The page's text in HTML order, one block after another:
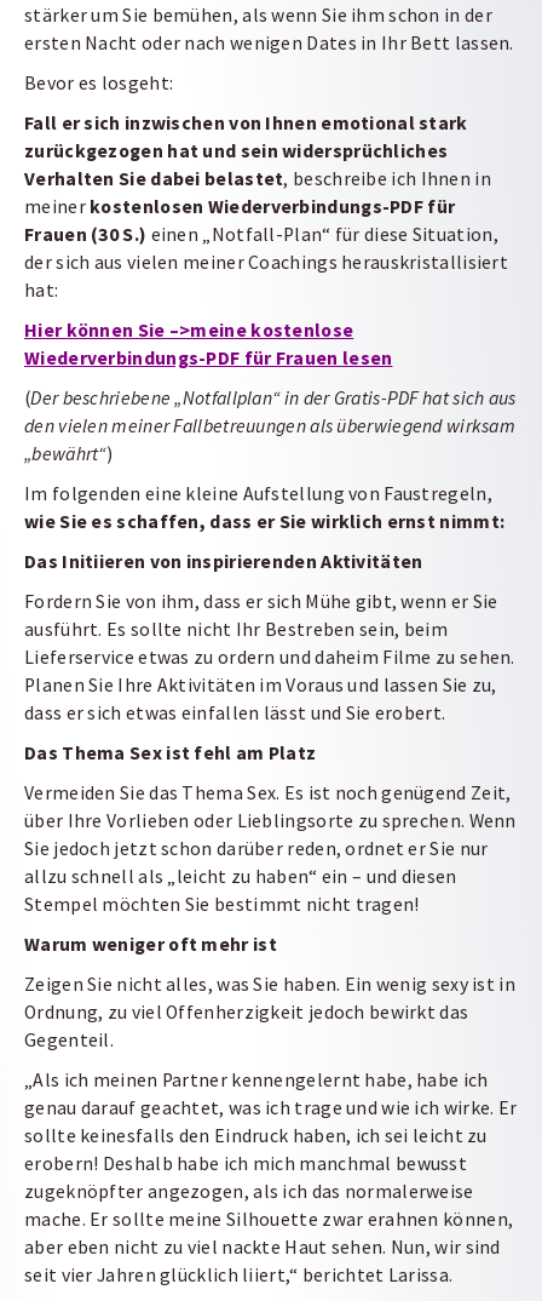
stärker um Sie bemühen, als wenn Sie ihm schon in der
ersten Nacht oder nach wenigen Dates in Ihr Bett lassen.
Bevor es losgeht:
Fall er sich inzwischen von Ihnen emotional stark
zurückgezogen hat und sein widersprüchliches
Verhalten Sie dabei belastet, beschreibe ich Ihnen in
meiner kostenlosen Wiederverbindungs-PDF für
Frauen (30 S.) einen „Notfall-Plan“ für diese Situation,
der sich aus vielen meiner Coachings herauskristallisiert
hat:
Hier können Sie –>meine kostenlose
Wiederverbindungs-PDF für Frauen lesen
(Der beschriebene „Notfallplan“ in der Gratis-PDF hat sich aus
den vielen meiner Fallbetreuungen als überwiegend wirksam
„bewährt“)
Im folgenden eine kleine Aufstellung von Faustregeln,
wie Sie es schaffen, dass er Sie wirklich ernst nimmt:
Das Initiieren von inspirierenden Aktivitäten
Fordern Sie von ihm, dass er sich Mühe gibt, wenn er Sie
ausführt. Es sollte nicht Ihr Bestreben sein, beim
Lieferservice etwas zu ordern und daheim Filme zu sehen.
Planen Sie Ihre Aktivitäten im Voraus und lassen Sie zu,
dass er sich etwas einfallen lässt und Sie erobert.
Das Thema Sex ist fehl am Platz
Vermeiden Sie das Thema Sex. Es ist noch genügend Zeit,
über Ihre Vorlieben oder Lieblingsorte zu sprechen. Wenn
Sie jedoch jetzt schon darüber reden, ordnet er Sie nur
allzu schnell als „leicht zu haben“ ein – und diesen
Stempel möchten Sie bestimmt nicht tragen!
Warum weniger oft mehr ist
Zeigen Sie nicht alles, was Sie haben. Ein wenig sexy ist in
Ordnung, zu viel Offenherzigkeit jedoch bewirkt das
Gegenteil.
„Als ich meinen Partner kennengelernt habe, habe ich
genau darauf geachtet, was ich trage und wie ich wirke. Er
sollte keinesfalls den Eindruck haben, ich sei leicht zu
erobern! Deshalb habe ich mich manchmal bewusst
zugeknöpfter angezogen, als ich das normalerweise
mache. Er sollte meine Silhouette zwar erahnen können,
aber eben nicht zu viel nackte Haut sehen. Nun, wir sind
seit vier Jahren glücklich liiert,“ berichtet Larissa.